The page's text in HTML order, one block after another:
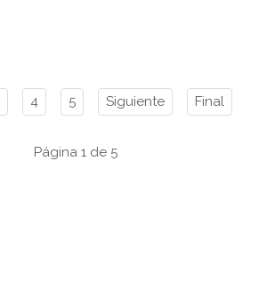
4 5 Siguiente Final
Página 1 de 5